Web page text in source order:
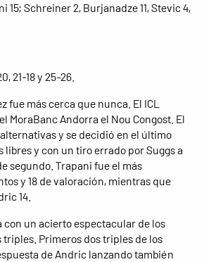
15; Schreiner 2, Burjanadze 11, Stevic 4,
21-18 y 25-26.
fue más cerca que nunca. El ICL
MoraBanc Andorra el Nou Congost. El
y se decidió en el último
libres y con un tiro errado por Suggs a
segundo. Trapani fue el más
y 18 de valoración, mientras que
14.
con un acierto espectacular de los
Primeros dos triples de los
de Andric lanzando también